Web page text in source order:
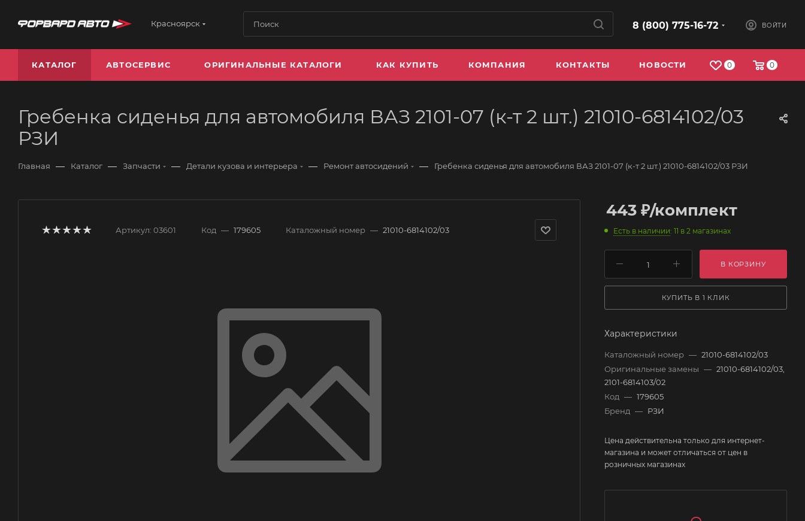
Красноярск 8 (800) 775-16-72 ВОЙТИ
0 0
КАТАЛОГ АВТОСЕРВИС ОРИГИНАЛЬНЫЕ КАТАЛОГИ КАК КУПИТЬ КОМПАНИЯ КОНТАКТЫ НОВОСТИ
Гребенка сиденья для автомобиля ВАЗ 2101-07 (к-т 2 шт.) 21010-6814102/03
РЗИ
Главная — Каталог — Запчасти — Детали кузова и интерьера — Ремонт автосидений — Гребенка сиденья для автомобиля ВАЗ 2101-07 (к-т 2 шт.) 21010-6814102/03 РЗИ
Артикул: 03601 Код — 179605 Каталожный номер — 21010-6814102/03
443 ₽/комплект
Есть в наличии: 11 в 2 магазинах
В КОРЗИНУ
КУПИТЬ В 1 КЛИК
Характеристики
Каталожный номер — 21010-6814102/03
Оригинальные замены — 21010-6814102/03,
2101-6814103/02
Код — 179605
Бренд — РЗИ
Цена действительна только для интернет-
магазина и может отличаться от цен в
розничных магазинах